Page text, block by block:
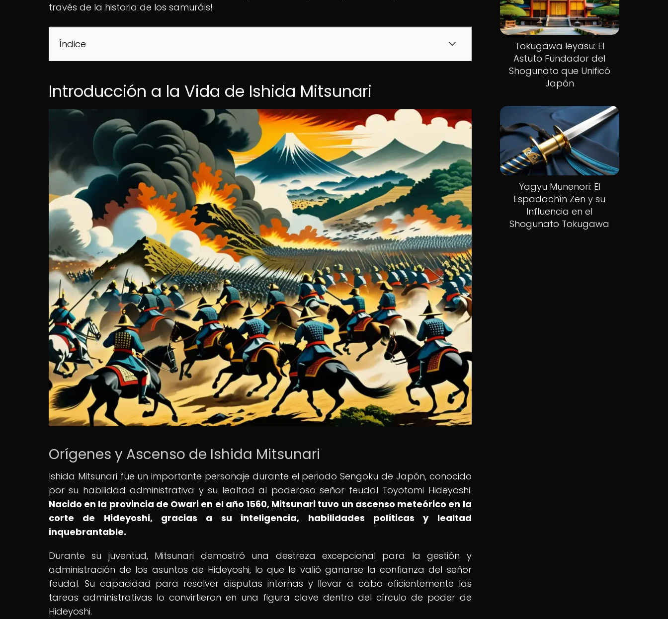
través de la historia de los samuráis!
Índice
Introducción a la Vida de Ishida Mitsunari
Orígenes y Ascenso de Ishida Mitsunari
Ishida Mitsunari fue un importante personaje durante el periodo Sengoku de Japón, conocido
por su habilidad administrativa y su lealtad al poderoso señor feudal Toyotomi Hideyoshi.
Nacido en la provincia de Owari en el año 1560, Mitsunari tuvo un ascenso meteórico en la
corte de Hideyoshi, gracias a su inteligencia, habilidades políticas y lealtad
inquebrantable.
Durante su juventud, Mitsunari demostró una destreza excepcional para la gestión y
administración de los asuntos de Hideyoshi, lo que le valió ganarse la confianza del señor
feudal. Su capacidad para resolver disputas internas y llevar a cabo eficientemente las
tareas administrativas lo convirtieron en una figura clave dentro del círculo de poder de
Hideyoshi.
Tokugawa Ieyasu: El
Astuto Fundador del
Shogunato que Unificó
Japón
Yagyu Munenori: El
Espadachín Zen y su
Influencia en el
Shogunato Tokugawa